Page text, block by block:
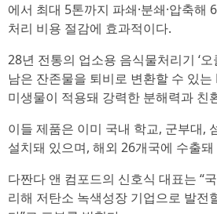
에서 최대 5톤까지 파쇄·분쇄·압축
처리 비용 절감에 효과적이다.
28년 전통의 업소용 음식물처리기 ‘
남은 잔존물을 퇴비로 변환할 수 있는
미생물이 적용돼 강력한 분해력과 친
이들 제품은 이미 국내 학교, 군부대,
설치돼 있으며, 해외 26개국에 수출
다짠다 앤 컴포드의 신호식 대표는 “
리해 저탄소 녹색성장 기업으로 발전